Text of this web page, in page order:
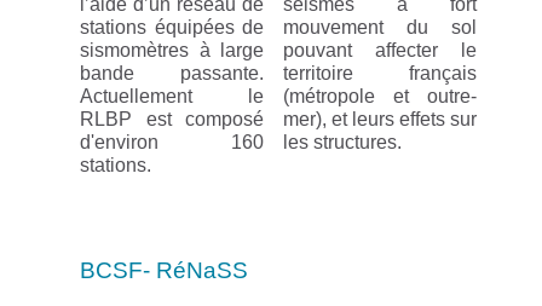
l’aide d’un réseau de
stations équipées de
sismomètres à large
bande passante.
Actuellement le
RLBP est composé
d'environ 160
stations.
séismes à fort
mouvement du sol
pouvant affecter le
territoire français
(métropole et outre-
mer), et leurs effets sur
les structures.
BCSF- RéNaSS